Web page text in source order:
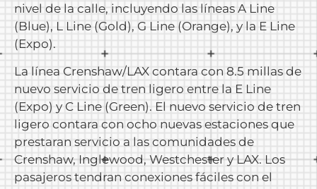
nivel de la calle, incluyendo las líneas A Line
(Blue), L Line (Gold), G Line (Orange), y la E Line
(Expo).
La línea Crenshaw/LAX contara con 8.5 millas de
nuevo servicio de tren ligero entre la E Line
(Expo) y C Line (Green). El nuevo servicio de tren
ligero contara con ocho nuevas estaciones que
prestaran servicio a las comunidades de
Crenshaw, Inglewood, Westchester y LAX. Los
pasajeros tendran conexiones fáciles con el